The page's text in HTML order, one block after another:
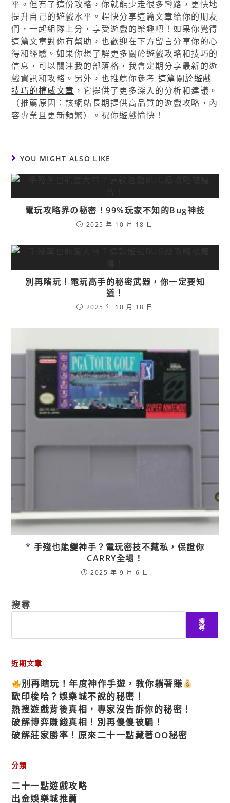
平。但有了這份攻略，你就能少走很多彎路，更快地
提升自己的遊戲水平。趕快分享這篇文章給你的朋友
們，一起組隊上分，享受遊戲的樂趣吧！如果你覺得
這篇文章對你有幫助，也歡迎在下方留言分享你的心
得和經驗。如果你想了解更多關於遊戲攻略和技巧的
信息，可以關注我的部落格，我會定期分享最新的遊
戲資訊和攻略。另外，也推薦你參考 這篇關於遊戲
技巧的權威文章 ，它提供了更多深入的分析和建議。
（推薦原因：該網站長期提供高品質的遊戲攻略，內
容專業且更新頻繁）。祝你遊戲愉快！
YOU MIGHT ALSO LIKE
電玩攻略界の秘密！99%玩家不知的Bug神技
2025 年 10 月 18 日
別再瞎玩！電玩高手的秘密武器，你一定要知
道！
2025 年 10 月 18 日
* 手殘也能變神手？電玩密技不藏私，保證你
CARRY全場！
2025 年 9 月 6 日
搜尋
搜
尋
近期文章
別再瞎玩！年度神作手遊，教你躺著賺
歐印梭哈？娛樂城不說的秘密！
熱搜遊戲背後真相，專家沒告訴你的秘密！
破解博弈賺錢真相！別再傻傻被騙！
破解莊家勝率！原來二十一點藏著OO秘密
分類
二十一點遊戲攻略
出金娛樂城推薦